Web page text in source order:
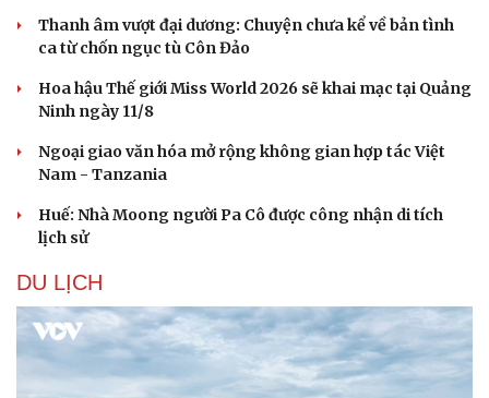
Doanh nghiệp
Thông tin doanh nghiệp
Doanh nghiệp 24h
Vì cộng đồng
Sành điệu
Chuyển đổi số
Thanh âm vượt đại dương: Chuyện chưa kể về bản tình
ca từ chốn ngục tù Côn Đảo
Hoa hậu Thế giới Miss World 2026 sẽ khai mạc tại Quảng
Ninh ngày 11/8
Ngoại giao văn hóa mở rộng không gian hợp tác Việt
Nam - Tanzania
Huế: Nhà Moong người Pa Cô được công nhận di tích
lịch sử
DU LỊCH